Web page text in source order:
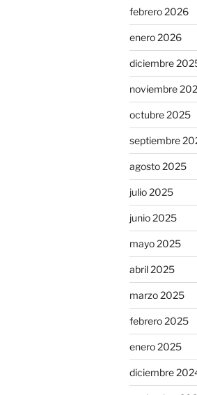
febrero 2026
enero 2026
diciembre
noviembre
octubre 2025
septiembre
agosto 2025
julio 2025
junio 2025
mayo 2025
abril 2025
marzo 2025
febrero 2025
enero 2025
diciembre